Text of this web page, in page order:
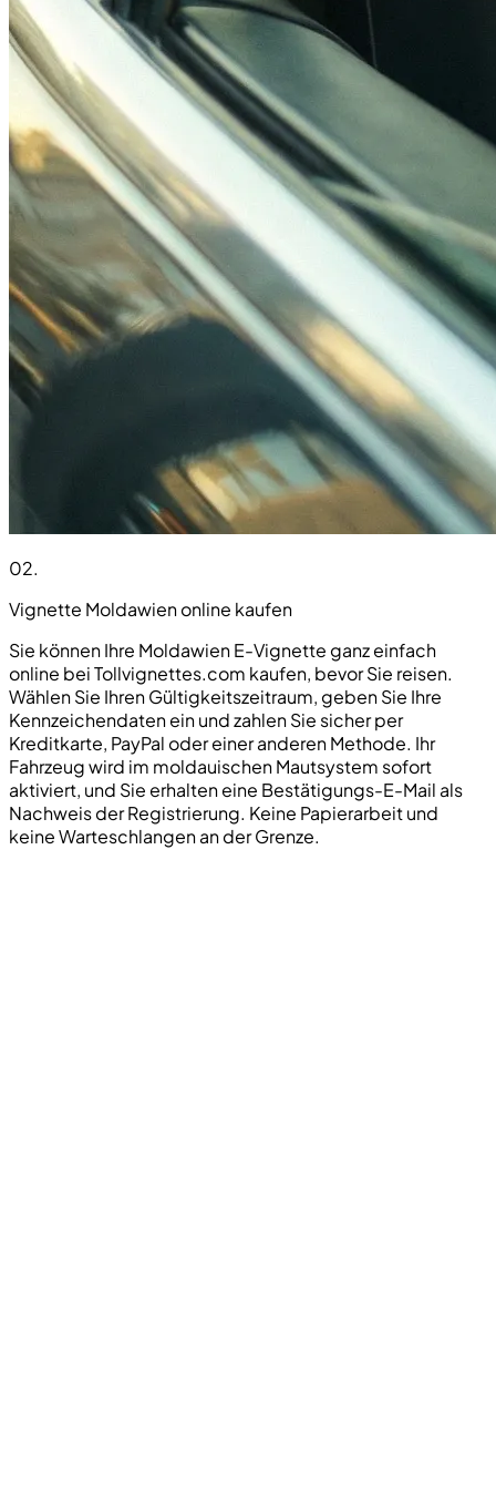
02.
Vignette Moldawien online kaufen
Sie können Ihre Moldawien E-Vignette ganz einfach
online bei Tollvignettes.com kaufen, bevor Sie reisen.
Wählen Sie Ihren Gültigkeitszeitraum, geben Sie Ihre
Kennzeichendaten ein und zahlen Sie sicher per
Kreditkarte, PayPal oder einer anderen Methode. Ihr
Fahrzeug wird im moldauischen Mautsystem sofort
aktiviert, und Sie erhalten eine Bestätigungs-E-Mail als
Nachweis der Registrierung. Keine Papierarbeit und
keine Warteschlangen an der Grenze.